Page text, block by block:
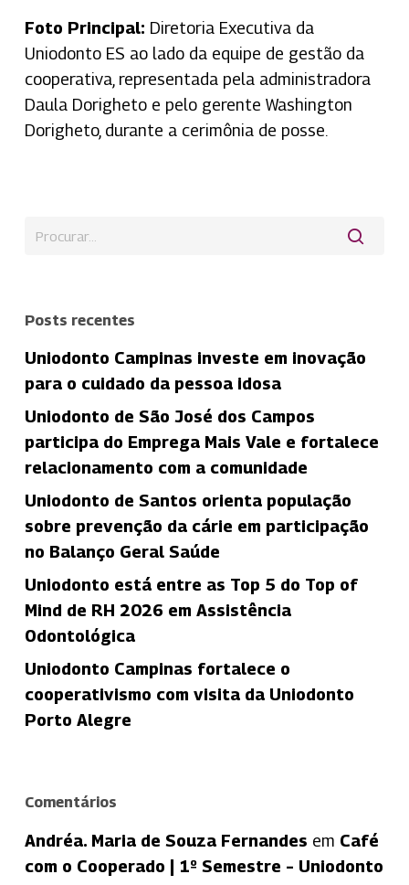
Foto Principal: Diretoria Executiva da
Uniodonto ES ao lado da equipe de gestão da
cooperativa, representada pela administradora
Daula Dorigheto e pelo gerente Washington
Dorigheto, durante a cerimônia de posse.
Posts recentes
Uniodonto Campinas investe em inovação
para o cuidado da pessoa idosa
Uniodonto de São José dos Campos
participa do Emprega Mais Vale e fortalece
relacionamento com a comunidade
Uniodonto de Santos orienta população
sobre prevenção da cárie em participação
no Balanço Geral Saúde
Uniodonto está entre as Top 5 do Top of
Mind de RH 2026 em Assistência
Odontológica
Uniodonto Campinas fortalece o
cooperativismo com visita da Uniodonto
Porto Alegre
Comentários
Andréa. Maria de Souza Fernandes em Café
com o Cooperado | 1º Semestre – Uniodonto